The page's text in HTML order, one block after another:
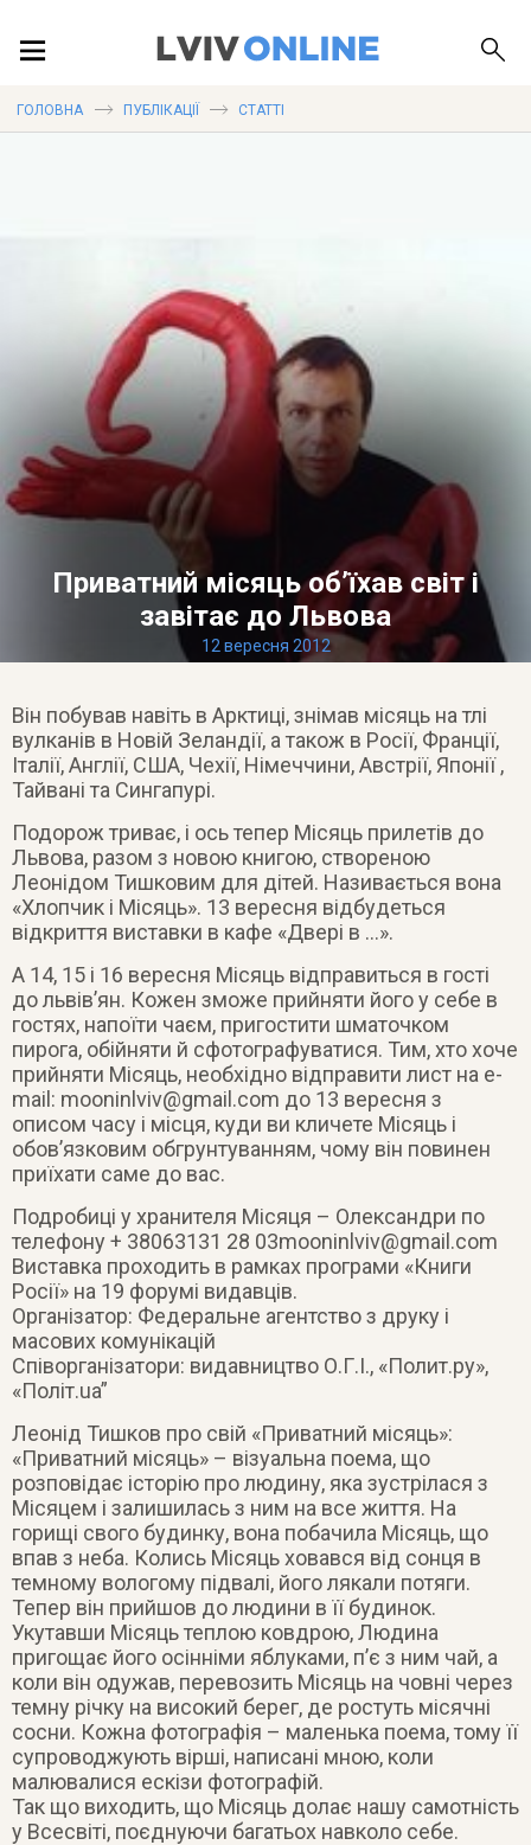
ПУБЛІКАЦІЇ
ДОВІДКА
ГОЛОВНА ПУБЛІКАЦІЇ СТАТТІ
Приватний місяць об’їхав світ і
завітає до Львова
12 вересня 2012
Він побував навіть в Арктиці, знімав місяць на тлі
вулканів в Новій Зеландії, а також в Росії, Франції,
Італії, Англії, США, Чехії, Німеччини, Австрії, Японії ,
Тайвані та Сингапурі.
Подорож триває, і ось тепер Місяць прилетів до
Львова, разом з новою книгою, створеною
Леонідом Тишковим для дітей. Називається вона
«Хлопчик і Місяць». 13 вересня відбудеться
відкриття виставки в кафе «Двері в …».
А 14, 15 і 16 вересня Місяць відправиться в гості
до львів’ян. Кожен зможе прийняти його у себе в
гостях, напоїти чаєм, пригостити шматочком
пирога, обійняти й сфотографуватися. Тим, хто хоче
прийняти Місяць, необхідно відправити лист на e-
mail: mooninlviv@gmail.com до 13 вересня з
описом часу і місця, куди ви кличете Місяць і
обов’язковим обгрунтуванням, чому він повинен
приїхати саме до вас.
Подробиці у хранителя Місяця – Олександри по
телефону + 38063131 28 03mooninlviv@gmail.com
Виставка проходить в рамках програми «Книги
Росії» на 19 форумі видавців.
Організатор: Федеральне агентство з друку і
масових комунікацій
Співорганізатори: видавництво О.Г.І., «Полит.ру»,
«Полiт.ua”
Леонід Тишков про свій «Приватний місяць»:
«Приватний місяць» – візуальна поема, що
розповідає історію про людину, яка зустрілася з
Місяцем і залишилась з ним на все життя. На
горищі свого будинку, вона побачила Місяць, що
впав з неба. Колись Місяць ховався від сонця в
темному вологому підвалі, його лякали потяги.
Тепер він прийшов до людини в її будинок.
Укутавши Місяць теплою ковдрою, Людина
пригощає його осінніми яблуками, п’є з ним чай, а
коли він одужав, перевозить Місяць на човні через
темну річку на високий берег, де ростуть місячні
сосни. Кожна фотографія – маленька поема, тому її
супроводжують вірші, написані мною, коли
малювалися ескізи фотографій.
Так що виходить, що Місяць долає нашу самотність
у Всесвіті, поєднуючи багатьох навколо себе.